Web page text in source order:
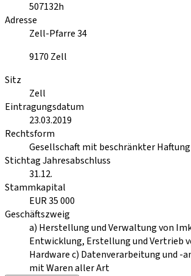
507132h
Adresse
Zell-Pfarre 34
9170 Zell
Sitz
Zell
Eintragungsdatum
23.03.2019
Rechtsform
Gesellschaft mit beschränkter Haftung
Stichtag Jahresabschluss
31.12.
Stammkapital
EUR 35 000
Geschäftszweig
a) Herstellung und Verwaltung von
Entwicklung, Erstellung und Vertrieb
Hardware c) Datenverarbeitung und -
mit Waren aller Art